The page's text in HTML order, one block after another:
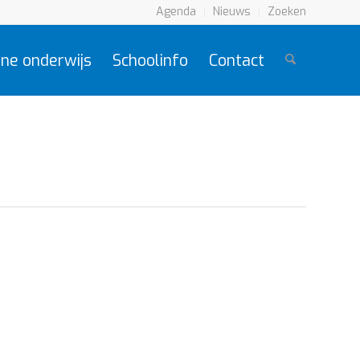
Agenda Nieuws Zoeken
onderwijs Schoolinfo Contact